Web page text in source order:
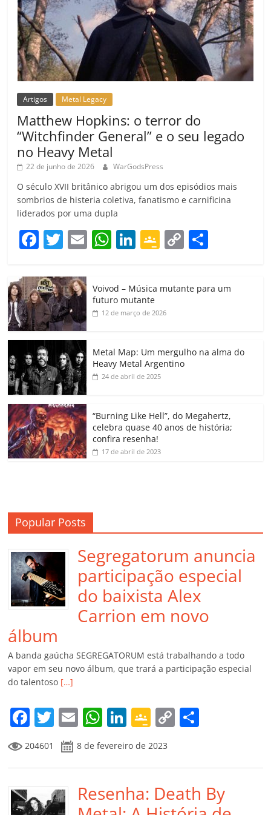
Artigos Metal Legacy
Matthew Hopkins: o terror do
“Witchfinder General” e o seu legado
no Heavy Metal
22 de junho de 2026 WarGodsPress
O século XVII britânico abrigou um dos episódios mais
sombrios de histeria coletiva, fanatismo e carnificina
liderados por uma dupla
F
c
e
b
o
o
k
T
itt
er
E
ai
W
at
s
A
p
Li
k
e
dI
G
gl
e
a
ss
o
m
C
y
k
p
h
Voivod – Música mutante para um
futuro mutante
12 de março de 2026
Metal Map: Um mergulho na alma do
Heavy Metal Argentino
24 de abril de 2025
“Burning Like Hell”, do Megahertz,
celebra quase 40 anos de história;
confira resenha!
17 de abril de 2023
Popular Posts
Segregatorum anuncia
participação especial
do baixista Alex
Carrion em novo
álbum
A banda gaúcha SEGREGATORUM está trabalhando a todo
vapor em seu novo álbum, que trará a participação especial
do talentoso […]
F
a
c
e
b
T
w
itt
er
E
m
ai
l
W
at
s
A
Li
k
e
dI
G
o
o
gl
e
C
y
Li
p
ar
204601 8 de fevereiro de 2023
Resenha: Death By